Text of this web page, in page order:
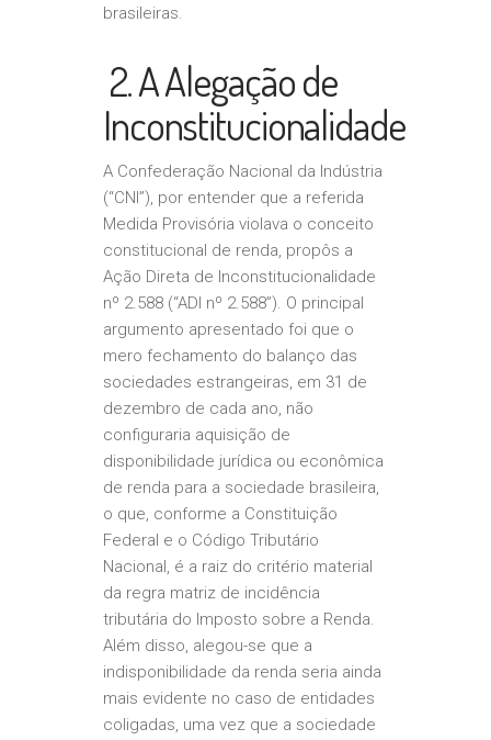
brasileiras.
2. A Alegação de
Inconstitucionalidade
A Confederação Nacional da Indústria
(“CNI”), por entender que a referida
Medida Provisória violava o conceito
constitucional de renda, propôs a
Ação Direta de Inconstitucionalidade
nº 2.588 (“ADI nº 2.588”). O principal
argumento apresentado foi que o
mero fechamento do balanço das
sociedades estrangeiras, em 31 de
dezembro de cada ano, não
configuraria aquisição de
disponibilidade jurídica ou econômica
de renda para a sociedade brasileira,
o que, conforme a Constituição
Federal e o Código Tributário
Nacional, é a raiz do critério material
da regra matriz de incidência
tributária do Imposto sobre a Renda.
Além disso, alegou-se que a
indisponibilidade da renda seria ainda
mais evidente no caso de entidades
coligadas, uma vez que a sociedade